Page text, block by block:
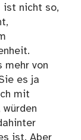
ist nicht so,
mehr von
es ja
mit
ist. Aber